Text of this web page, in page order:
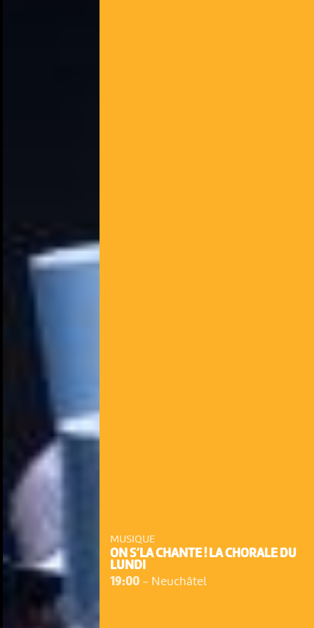
MUSIQUE
ON S’LA CHANTE ! LA CHORALE DU
LUNDI
19:00- Neuchâtel